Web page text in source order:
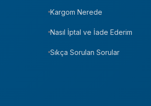
Kargom Nerede
Nasıl İptal ve İade Ederim
Sıkça Sorulan Sorular